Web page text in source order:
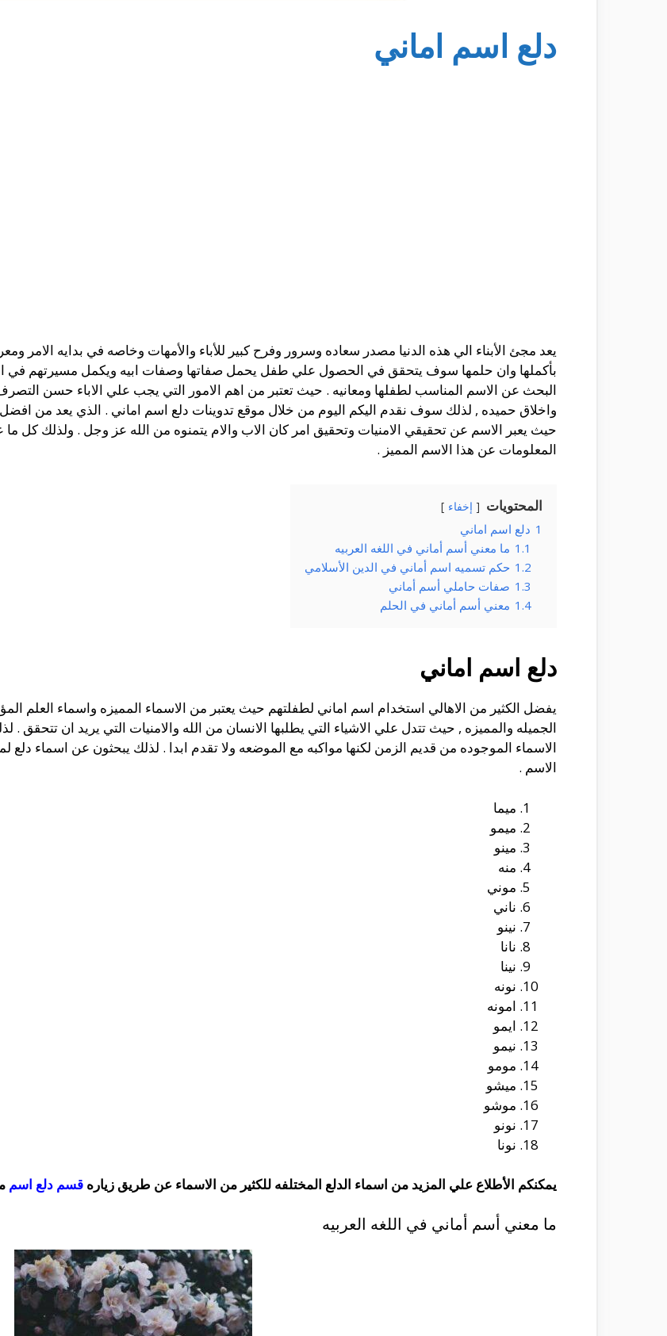
دلع اسم اماني
يعد مجئ الأبناء الي هذه الدنيا مصدر سعاده وسرور وفرح كبير للأباء والأمهات وخاصه في بدايه الامر
بأكملها وان حلمها سوف يتحقق في الحصول علي طفل يحمل صفاتها وصفات ابيه ويكمل مسيرتهم في
البحث عن الاسم المناسب لطفلها ومعانيه . حيث تعتبر من اهم الامور التي يجب علي الاباء حسن
واخلاق حميده , لذلك سوف نقدم اليكم اليوم من خلال موقع تدوينات دلع اسم اماني . الذي يعد من افضل
حيث يعبر الاسم عن تحقيقي الامنيات وتحقيق امر كان الاب والام يتمنوه من الله عز وجل . ولذلك كل ما
المعلومات عن هذا الاسم المميز .
المحتويات إخفاء
1 دلع اسم اماني
1.1 ما معني أسم أماني في اللغه العربيه
1.2 حكم تسميه اسم أماني في الدين الأسلامي
1.3 صفات حاملي أسم أماني
1.4 معني أسم أماني في الحلم
دلع اسم اماني
يفضل الكثير من الاهالي استخدام اسم اماني لطفلتهم حيث يعتبر من الاسماء المميزه واسماء العلم
الجميله والمميزه , حيث تتدل علي الاشياء التي يطلبها الانسان من الله والامنيات التي يريد ان تتحقق
الاسماء الموجوده من قديم الزمن لكنها مواكبه مع الموضعه ولا تقدم ابدا . لذلك يبحثون عن اسماء دلع
الاسم .
ميما
ميمو
مينو
منه
موني
ناني
نينو
نانا
نينا
نونه
امونه
ايمو
نيمو
مومو
ميشو
موشو
نونو
نونا
يمكنكم الأطلاع علي المزيد من اسماء الدلع المختلفه للكثير من الاسماء عن طريق زياره قسم دلع اسم
ما معني أسم أماني في اللغه العربيه